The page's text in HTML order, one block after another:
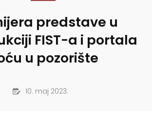
predstave u
FIST-a i portala
u pozorište
10. maj 2023.